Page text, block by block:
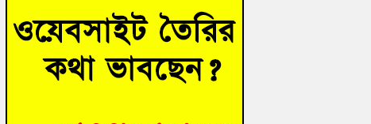
হোমনায় বিধবা নারীর জমি দখল ও জীবননাশের হুমকির